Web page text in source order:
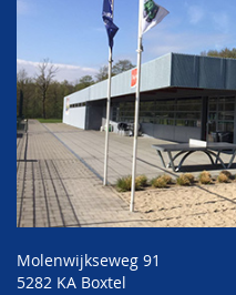
Molenwijkseweg 91
5282 KA Boxtel